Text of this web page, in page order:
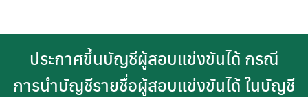
ประกาศขึ้นบัญชีผู้สอบแข่งขันได้ กรณี
การนำบัญชีรายชื่อผู้สอบแข่งขันได้ ในบัญชี